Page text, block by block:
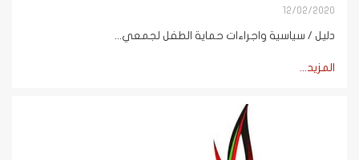
12/02/2020
دليل / سياسية واجراءات حماية الطفل لجمعي...
المزيد...